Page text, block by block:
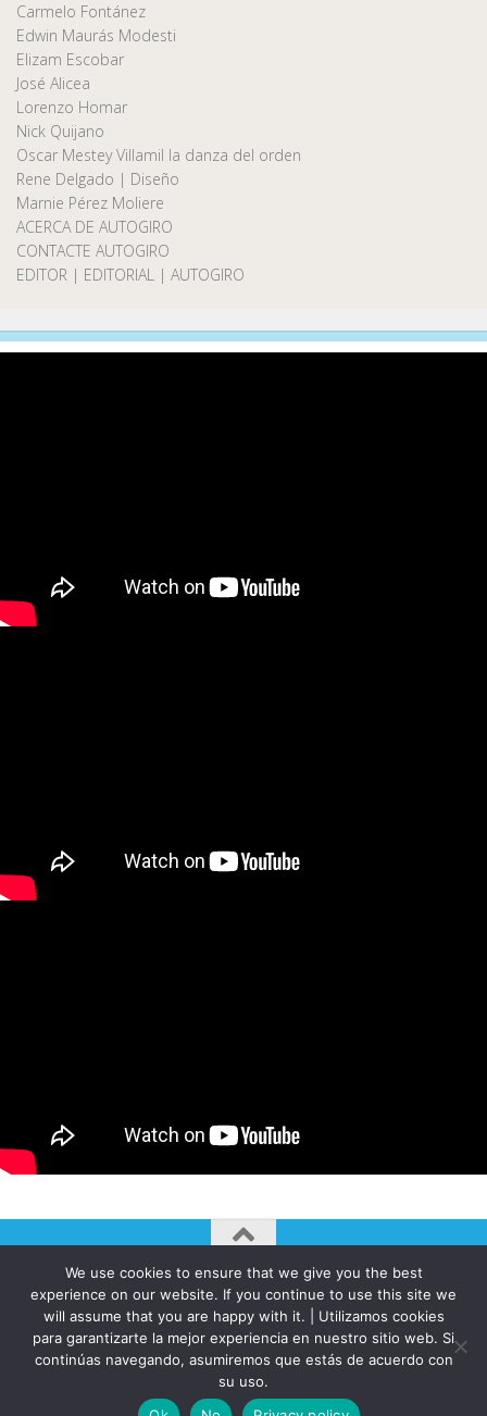
Carmelo Fontánez
Edwin Maurás Modesti
Elizam Escobar
José Alicea
Lorenzo Homar
Nick Quijano
Oscar Mestey Villamil la danza del orden
Rene Delgado | Diseño
Marnie Pérez Moliere
ACERCA DE AUTOGIRO
CONTACTE AUTOGIRO
EDITOR | EDITORIAL | AUTOGIRO
AUTOGIRO/el giro del arte actual © JAVIER MARTINEZ 2026. All
Rights Reserved.
Funciona con - Diseñado con elTema Hueman
We use cookies to ensure that we give you the best
experience on our website. If you continue to use this site we
will assume that you are happy with it. | Utilizamos cookies
para garantizarte la mejor experiencia en nuestro sitio web. Si
continúas navegando, asumiremos que estás de acuerdo con
su uso.